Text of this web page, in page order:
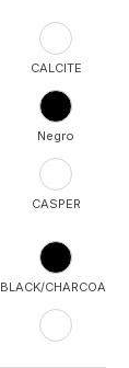
CALCITE
Negro
CASPER
BLACK/CHARCOAL